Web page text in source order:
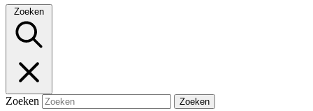
Zoeken
Zoeken Zoeken